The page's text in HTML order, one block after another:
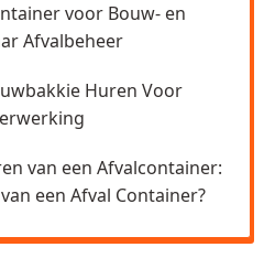
voor Bouw- en
Afvalbeheer
Huren Voor
van een Afvalcontainer:
een Afval Container?